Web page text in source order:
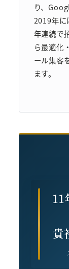
り、
2019年
年連続で
ら最適化
ール集客
ます。
11
貴